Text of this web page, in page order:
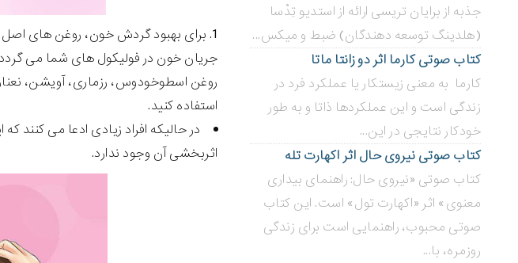
برای بهبود گردش خون، روغن های
جریان خون در فولیکول های شما می
روغن اسطوخودوس، رزماری، آویشن،
استفاده کنید.
در حالیکه افراد زیادی ادعا می
اثربخشی آن وجود ندارد.
جذبه از برایان تریسی ارائه از استدیو تِدْسا
(هلدینگ توسعه دهندگان) ضبط و میکس...
کتاب صوتی کارما اثر دو زانتا ماتا
کارما به معنی زیستکار یا عملکرد فرد در
زندگی است و این عملکردها ذاتا و به طور
خودکار نتایجی در این...
کتاب صوتی نیروی حال اثر اکهارت تله
کتاب صوتی «نیروی حال: راهنمای بیداری
معنوی» اثر «اکهارت تول» است. این کتاب
صوتی محبوب، راهنمایی است برای زندگی
روزمره، با...